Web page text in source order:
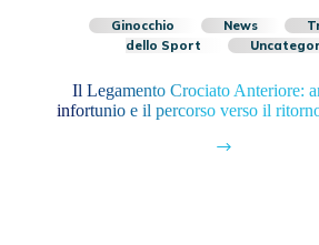
Ginocchio News
dello Sport
Il Legamento Crociato Anteriore:
infortunio e il percorso verso il